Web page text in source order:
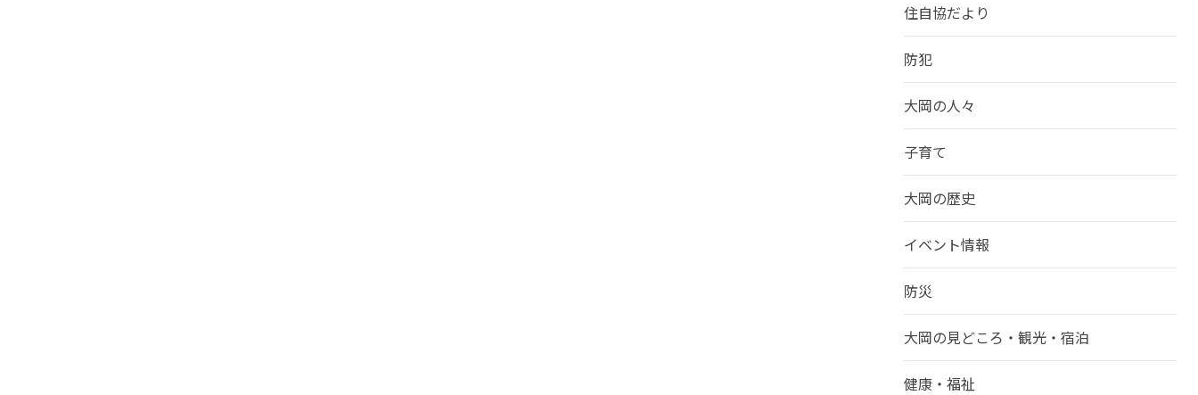
住自協だより
防犯
大岡の人々
子育て
大岡の歴史
イベント情報
防災
大岡の見どころ・観光・宿泊
健康・福祉